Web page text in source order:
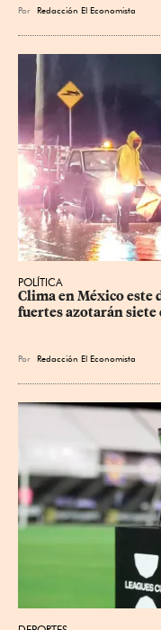
Por Redacción El Economista
POLÍTICA
Clima en México este
fuertes azotarán siete
Por Redacción El Economista